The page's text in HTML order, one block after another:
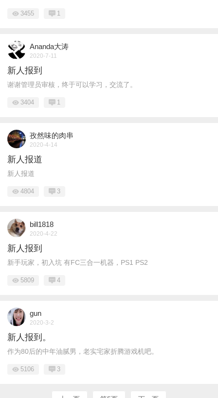
3455 1
Ananda大涛
2020-7-11
新人报到
谢谢管理员审核，终于可以学习，交流了。
3404 1
孜然味的肉串
2020-4-14
新人报道
新人报道
4804 3
bill1818
2020-4-22
新人报到
新手玩家，初入坑 有FC三合一机器，PS1 PS2
5809 4
gun
2020-3-2
新人报到。
作为80后的中年油腻男，老实宅家折腾游戏机吧。
5106 3